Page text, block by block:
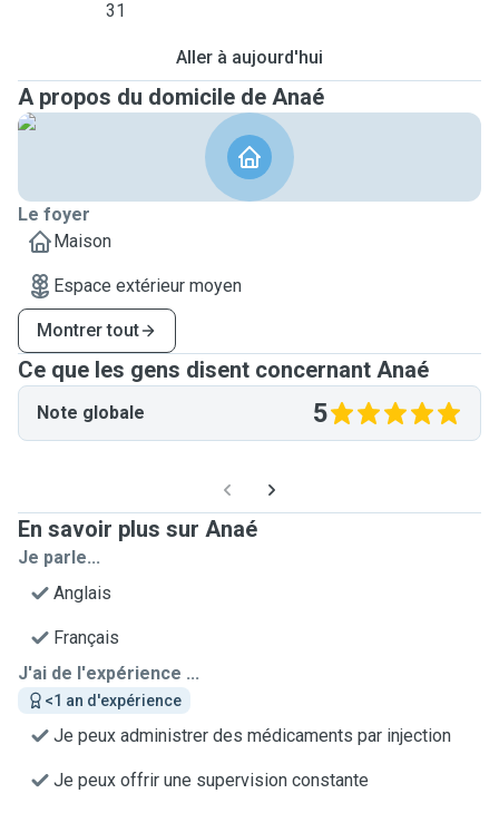
31
Aller à aujourd'hui
A propos du domicile de Anaé
Le foyer
Maison
Espace extérieur moyen
Montrer tout
Ce que les gens disent concernant Anaé
Note globale 5
En savoir plus sur Anaé
Je parle...
Anglais
Français
J'ai de l'expérience ...
<1 an d'expérience
Je peux administrer des médicaments par injection
Je peux offrir une supervision constante